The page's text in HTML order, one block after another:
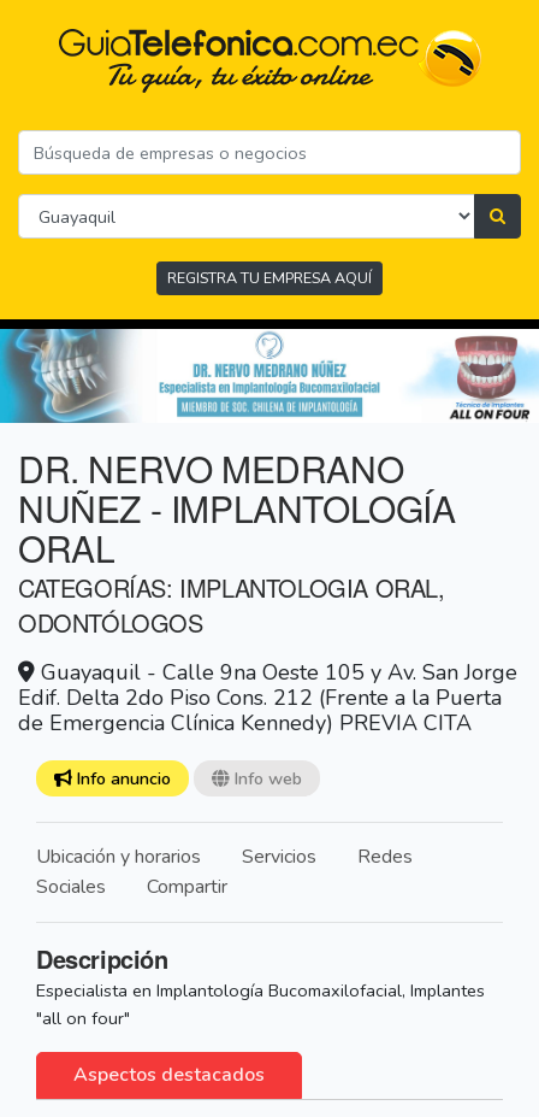
REGISTRA TU EMPRESA AQUÍ
DR. NERVO MEDRANO
NUÑEZ - IMPLANTOLOGÍA
ORAL
CATEGORÍAS: IMPLANTOLOGIA ORAL,
ODONTÓLOGOS
Guayaquil - Calle 9na Oeste 105 y Av. San Jorge
Edif. Delta 2do Piso Cons. 212 (Frente a la Puerta
de Emergencia Clínica Kennedy) PREVIA CITA
Info anuncio Info web
Ubicación y horarios Servicios
Redes
Sociales
Compartir
Descripción
Especialista en Implantología Bucomaxilofacial, Implantes
"all on four"
Aspectos destacados